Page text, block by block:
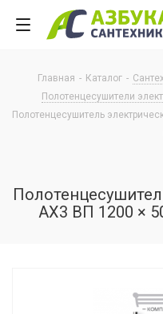
Главная - Каталог -
Полотенцесушители
Полотенцесушитель
АХ3 ВП 1200 ×